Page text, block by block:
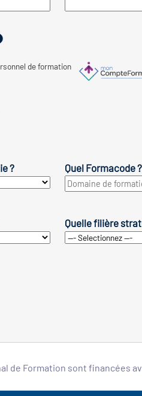
de formation
? Quel Formacode ?
Quelle filière
de Formation sont financées